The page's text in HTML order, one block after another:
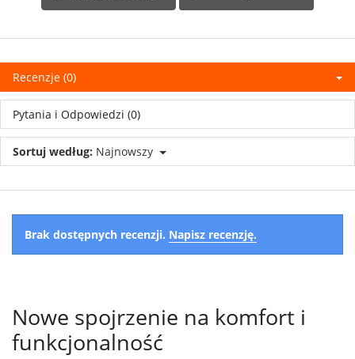
Recenzje (0)
Pytania i Odpowiedzi (0)
Sortuj według: Najnowszy
Brak dostępnych recenzji. Napisz recenzję.
Nowe spojrzenie na komfort i
funkcjonalność